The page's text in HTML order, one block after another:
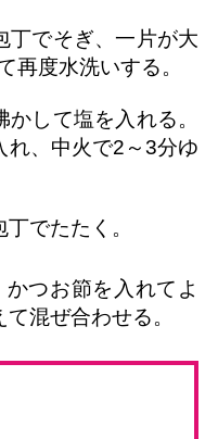
丁でそぎ、一片が大
再度水洗いする。
して塩を入れる。
れ、中火で2～3分ゆ
でたたく。
つお節を入れてよ
混ぜ合わせる。